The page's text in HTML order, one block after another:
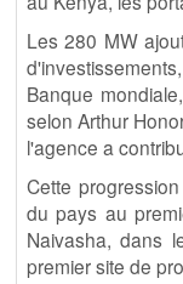
Les 280 MW
Banque
selon Arthur
l'agence a
Cette
du pays au
Naivasha, dans
premier site de